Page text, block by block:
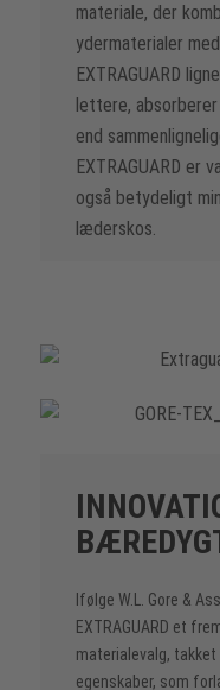
materiale, der
ydermaterialer
EXTRAGUARD
lettere,
end
EXTRAGUARD er
også betydeligt
læderskos.
Ifølge W.L. Gore &
EXTRAGUARD et
materialevalg,
egenskaber, som